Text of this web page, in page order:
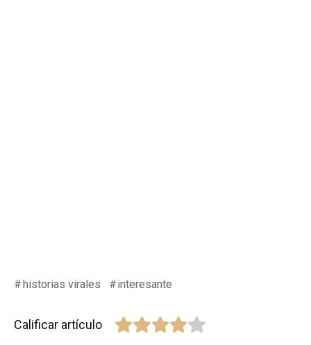
historias virales interesante
Calificar artículo